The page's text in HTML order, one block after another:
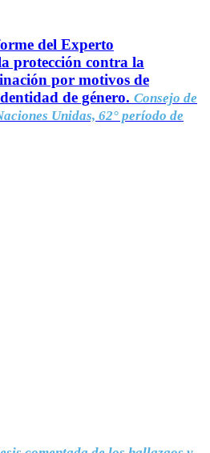
del Experto
protección contra la
por motivos de
de género. Consejo de
Unidas, 62° período de